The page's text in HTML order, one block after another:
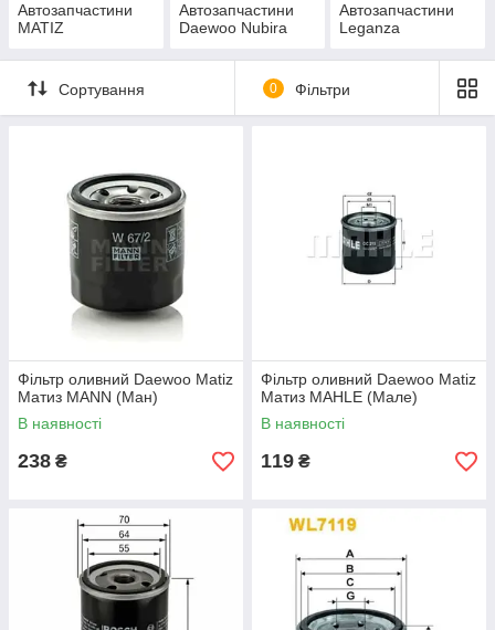
Автозапчастини
MATIZ
Автозапчастини
Daewoo Nubira
Автозапчастини
Leganza
Сортування 0 Фільтри
Фільтр оливний Daewoo Matiz
Матиз MANN (Ман)
В наявності
238 ₴
Фільтр оливний Daewoo Matiz
Матиз MAHLE (Мале)
В наявності
119 ₴